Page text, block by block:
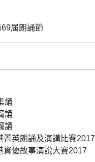
屆朗誦節
誦
誦
誦
英朗誦及演講比賽2017
資優故事演說大賽2017